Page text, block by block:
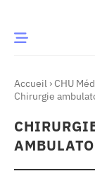
MOMENT
& patrimoine
Accueil › CHU
Chirurgie